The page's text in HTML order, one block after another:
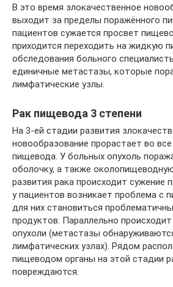
В это время злокачественное
выходит за пределы поражённого
пациентов сужается просвет
приходится переходить на жидкую
обследования больного
единичные метастазы, которые
лимфатические узлы.
Рак пищевода 3 степени
На 3-ей стадии развития
новообразование прорастает во
пищевода. У больных опухоль
оболочку, а также
развития рака происходит сужение
у пациентов возникает проблема с
для них становиться
продуктов. Параллельно
опухоли (метастазы
лимфатических узлах). Рядом
пищеводом органы на этой стадии
повреждаются.